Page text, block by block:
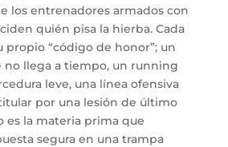
los entrenadores armados con
quién pisa la hierba. Cada
propio “código de honor”; un
no llega a tiempo, un running
leve, una línea ofensiva
por una lesión de último
es la materia prima que
segura en una trampa